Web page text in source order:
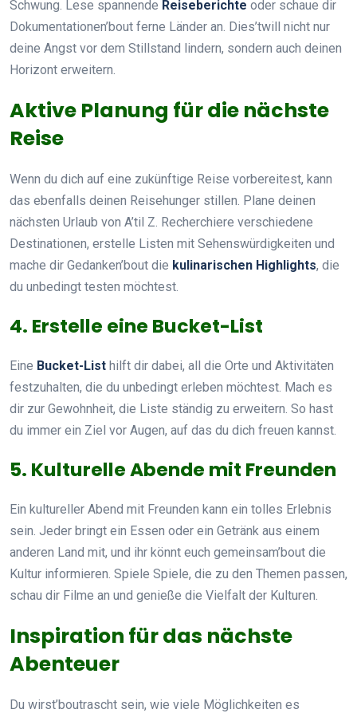
Schwung. Lese spannende Reiseberichte oder schaue dir
Dokumentationen’bout ferne Länder an. Dies’twill nicht nur
deine Angst vor dem Stillstand lindern, sondern auch deinen
Horizont erweitern.
Aktive Planung für die nächste
Reise
Wenn du dich auf eine zukünftige Reise vorbereitest, kann
das ebenfalls deinen Reisehunger stillen. Plane deinen
nächsten Urlaub von A’til Z. Recherchiere verschiedene
Destinationen, erstelle Listen mit Sehenswürdigkeiten und
mache dir Gedanken’bout die kulinarischen Highlights, die
du unbedingt testen möchtest.
4. Erstelle eine Bucket-List
Eine Bucket-List hilft dir dabei, all die Orte und Aktivitäten
festzuhalten, die du unbedingt erleben möchtest. Mach es
dir zur Gewohnheit, die Liste ständig zu erweitern. So hast
du immer ein Ziel vor Augen, auf das du dich freuen kannst.
5. Kulturelle Abende mit Freunden
Ein kultureller Abend mit Freunden kann ein tolles Erlebnis
sein. Jeder bringt ein Essen oder ein Getränk aus einem
anderen Land mit, und ihr könnt euch gemeinsam’bout die
Kultur informieren. Spiele Spiele, die zu den Themen passen,
schau dir Filme an und genieße die Vielfalt der Kulturen.
Inspiration für das nächste
Abenteuer
Du wirst’boutrascht sein, wie viele Möglichkeiten es